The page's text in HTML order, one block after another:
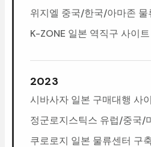
위지엘중국/한국/아마존물
K-ZONE일본역직구사이
2023
시바사자일본구매대행사
정군로지스틱스유럽/중국/
쿠로로지일본물류센터구